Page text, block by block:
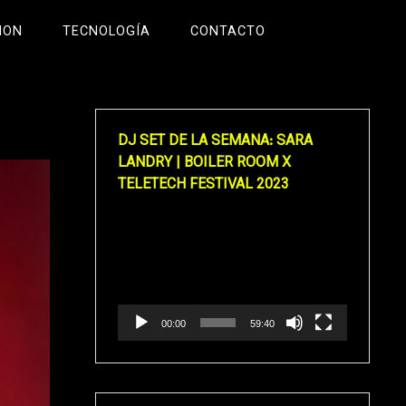
TECNOLOGÍA CONTACTO
DJ SET DE LA SEMANA: SARA
LANDRY | BOILER ROOM X
TELETECH FESTIVAL 2023
00:00 59:40